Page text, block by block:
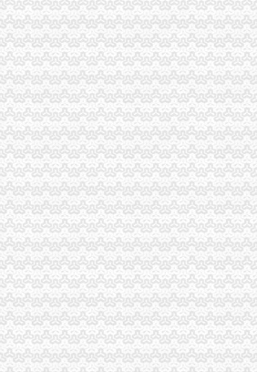
《合同违法行为监督处理办法》研讨会
电子商务监管成效显著
评工商”海关报关注册登记证书活动改进队伍作风
支部与非公企业支部建立结对共建机制
项措施促进商标品牌建设迈上新台阶
展世博会知识产权保护专项行动成效明显
注册登记场专项整活动
用体系建设工作提出要求
品市海关报关登记证书场监管力度
施狠抓第二批微型企业发展工作
”重庆海关在哪里四字方针开展法制员业务培训
取三项措施开展微型企业专项巡查
助大创业
关报关登记证书受理微型企业创业申报
书与美国箭牌糖类有限公司开展品牌保护交流研讨会
非公经济建工作取得成效
里服务指导商标发展出成效